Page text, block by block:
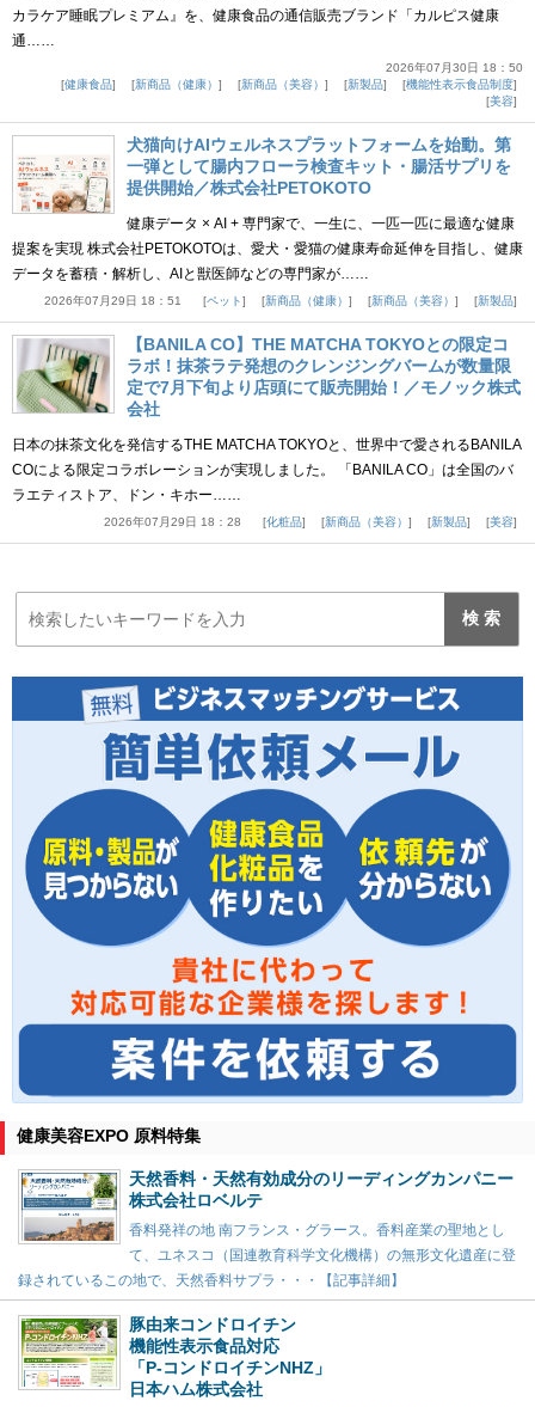
カラケア睡眠プレミアム』を、健康食品の通信販売ブランド「カルピス健康
通……
2026年07月30日 18：50
健康食品
新商品（健康） 新商品（美容） 新製品
機能性表示食品制度
美容
犬猫向けAIウェルネスプラットフォームを始動。第
一弾として腸内フローラ検査キット・腸活サプリを
提供開始／株式会社PETOKOTO
健康データ × AI + 専門家で、一生に、一匹一匹に最適な健康
提案を実現 株式会社PETOKOTOは、愛犬・愛猫の健康寿命延伸を目指し、健康
データを蓄積・解析し、AIと獣医師などの専門家が……
2026年07月29日 18：51 ペット 新商品（健康） 新商品（美容） 新製品
【BANILA CO】THE MATCHA TOKYOとの限定コ
ラボ！抹茶ラテ発想のクレンジングバームが数量限
定で7月下旬より店頭にて販売開始！／モノック株式
会社
日本の抹茶文化を発信するTHE MATCHA TOKYOと、世界中で愛されるBANILA
COによる限定コラボレーションが実現しました。 「BANILA CO」は全国のバ
ラエティストア、ドン・キホー……
2026年07月29日 18：28 化粧品 新商品（美容） 新製品 美容
健康美容EXPO 原料特集
天然香料・天然有効成分のリーディングカンパニー
株式会社ロベルテ
香料発祥の地 南フランス・グラース。香料産業の聖地とし
て、ユネスコ（国連教育科学文化機構）の無形文化遺産に登
録されているこの地で、天然香料サプラ・・・【記事詳細】
豚由来コンドロイチン
機能性表示食品対応
「P-コンドロイチンNHZ」
日本ハム株式会社